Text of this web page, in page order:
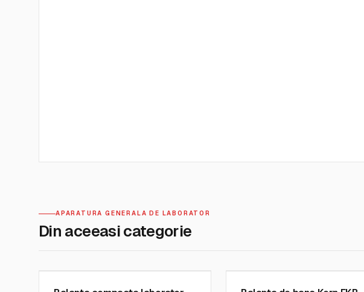
APARATURA GENERALA DE LABORATOR
Din aceeasi categorie